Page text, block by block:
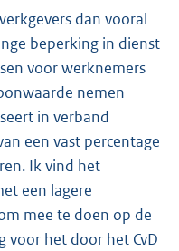
dan vooral
beperking in dienst
voor werknemers
nemen
in verband
een vast percentage
Ik vind het
een lagere
mee te doen op de
voor het door het CvD